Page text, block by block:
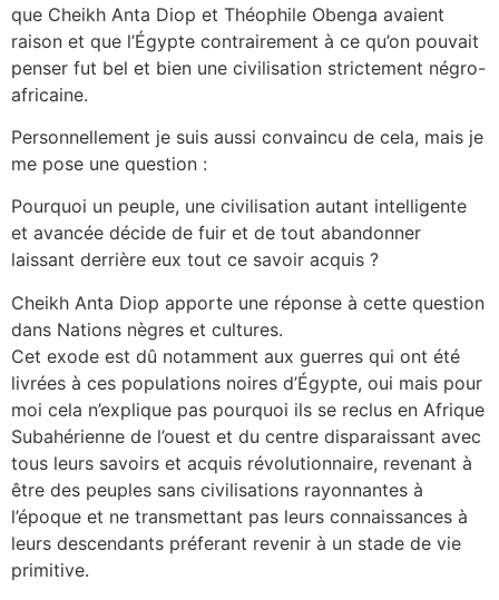
que Cheikh Anta Diop et Théophile Obenga avaient
raison et que l’Égypte contrairement à ce qu’on pouvait
penser fut bel et bien une civilisation strictement négro-
africaine.
Personnellement je suis aussi convaincu de cela, mais je
me pose une question :
Pourquoi un peuple, une civilisation autant intelligente
et avancée décide de fuir et de tout abandonner
laissant derrière eux tout ce savoir acquis ?
Cheikh Anta Diop apporte une réponse à cette question
dans Nations nègres et cultures.
Cet exode est dû notamment aux guerres qui ont été
livrées à ces populations noires d’Égypte, oui mais pour
moi cela n’explique pas pourquoi ils se reclus en Afrique
Subahérienne de l’ouest et du centre disparaissant avec
tous leurs savoirs et acquis révolutionnaire, revenant à
être des peuples sans civilisations rayonnantes à
l’époque et ne transmettant pas leurs connaissances à
leurs descendants préferant revenir à un stade de vie
primitive.